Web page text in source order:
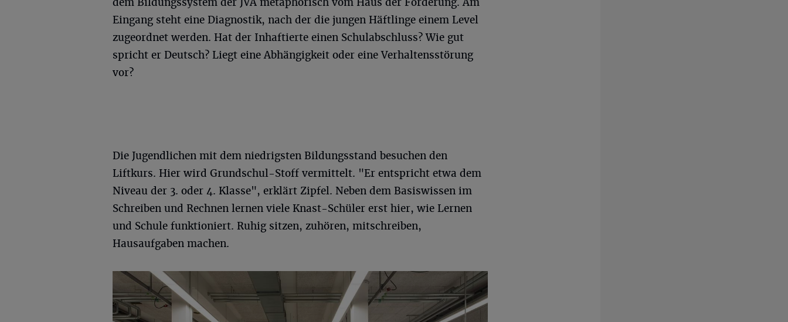
Eingang steht eine Diagnostik, nach der die jungen Häftlinge einem Level
zugeordnet werden. Hat der Inhaftierte einen Schulabschluss? Wie gut
spricht er Deutsch? Liegt eine Abhängigkeit oder eine Verhaltensstörung
vor?
Die Jugendlichen mit dem niedrigsten Bildungsstand besuchen den
Liftkurs. Hier wird Grundschul-Stoff vermittelt. "Er entspricht etwa dem
Niveau der 3. oder 4. Klasse", erklärt Zipfel. Neben dem Basiswissen im
Schreiben und Rechnen lernen viele Knast-Schüler erst hier, wie Lernen
und Schule funktioniert. Ruhig sitzen, zuhören, mitschreiben,
Hausaufgaben machen.